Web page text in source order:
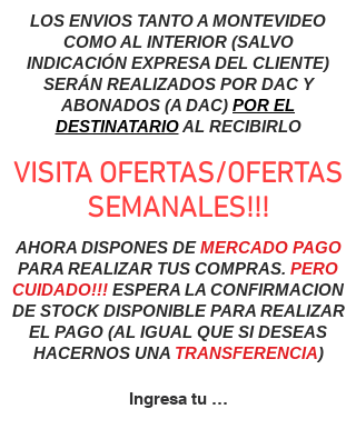
LOS ENVIOS TANTO A MONTEVIDEO
COMO AL INTERIOR (SALVO
INDICACIÓN EXPRESA DEL CLIENTE)
SERÁN REALIZADOS POR DAC Y
ABONADOS (A DAC) POR EL
DESTINATARIOAL RECIBIRLO
VISITA OFERTAS/OFERTAS
SEMANALES!!!
AHORA DISPONES DEMERCADO PAGO
PARA REALIZAR TUS COMPRAS. PERO
CUIDADO!!! ESPERA LA CONFIRMACION
DE STOCK DISPONIBLE PARA REALIZAR
EL PAGO (AL IGUAL QUE SI DESEAS
HACERNOS UNA TRANSFERENCIA)
Ingresa tu usuairo